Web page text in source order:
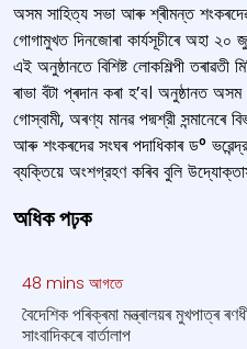
অসম সাহিত্য সভা আৰু শ্ৰীমন্ত
গোগামুখত দিনজোৰা কাৰ্যসূচীৰে অহা ২০
এই অনুষ্ঠানতে বিশিষ্ট লোকশিল্পী
ৰাভা বঁটা প্ৰদান কৰা হ’ব। অনুষ্ঠানত
গোস্বামী, অৰণ্য মানৱ পদ্মশ্রী সন্মানেৰে
আৰু শংকৰদেৱ সংঘৰ পদাধিকাৰ ড°
ব্যক্তিয়ে অংশগ্রহণ কৰিব বুলি
অধিক পঢ়ক
48 mins আগতে
বৈদেশিক পৰিক্ৰমা মন্ত্ৰালয়ৰ মুখপাত্ৰ
সাংবাদিকৰে বাৰ্তালাপ